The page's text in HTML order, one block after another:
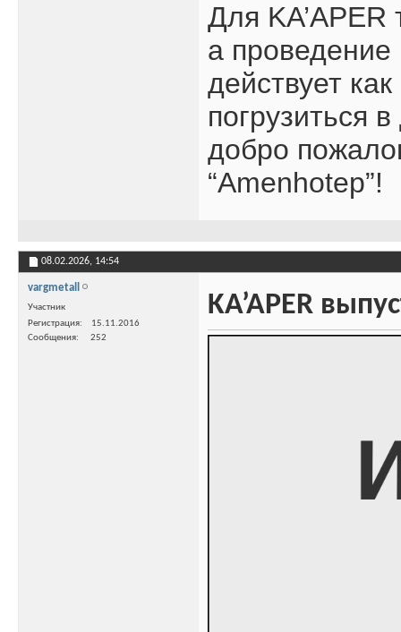
Для
а проведение
действует
погрузиться
добро
“Amenhotep”!
08.02.2026, 14:54
vargmetall
Участник
Регистрация
15.11.2016
Сообщения
252
KA’APER